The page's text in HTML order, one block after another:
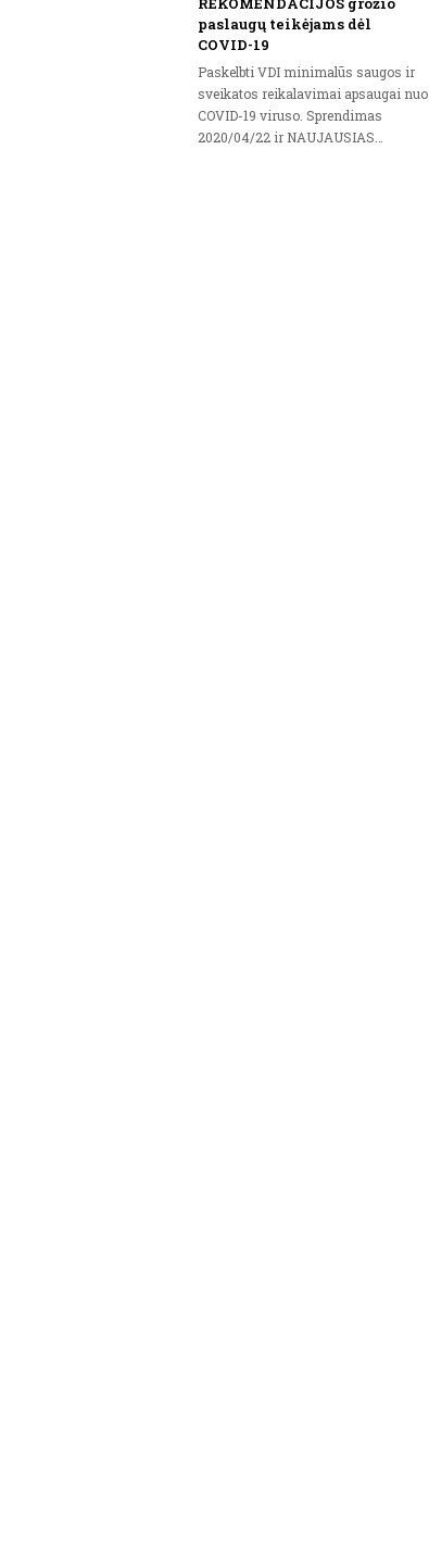
paslaugų teikėjams dėl
COVID-19
Paskelbti VDI minimalūs saugos ir
sveikatos reikalavimai apsaugai nuo
COVID-19 viruso. Sprendimas
2020/04/22 ir NAUJAUSIAS…